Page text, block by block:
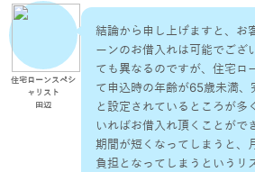
住宅ローンスペシ
ャリスト
田辺
結論から申し上げますと、お
ーンのお借入れは可能でござ
ても異なるのですが、住宅ロ
て申込時の年齢が65歳未満
と設定されているところが多
いればお借入れ頂くことがで
期間が短くなってしまうと、
負担となってしまうというリ